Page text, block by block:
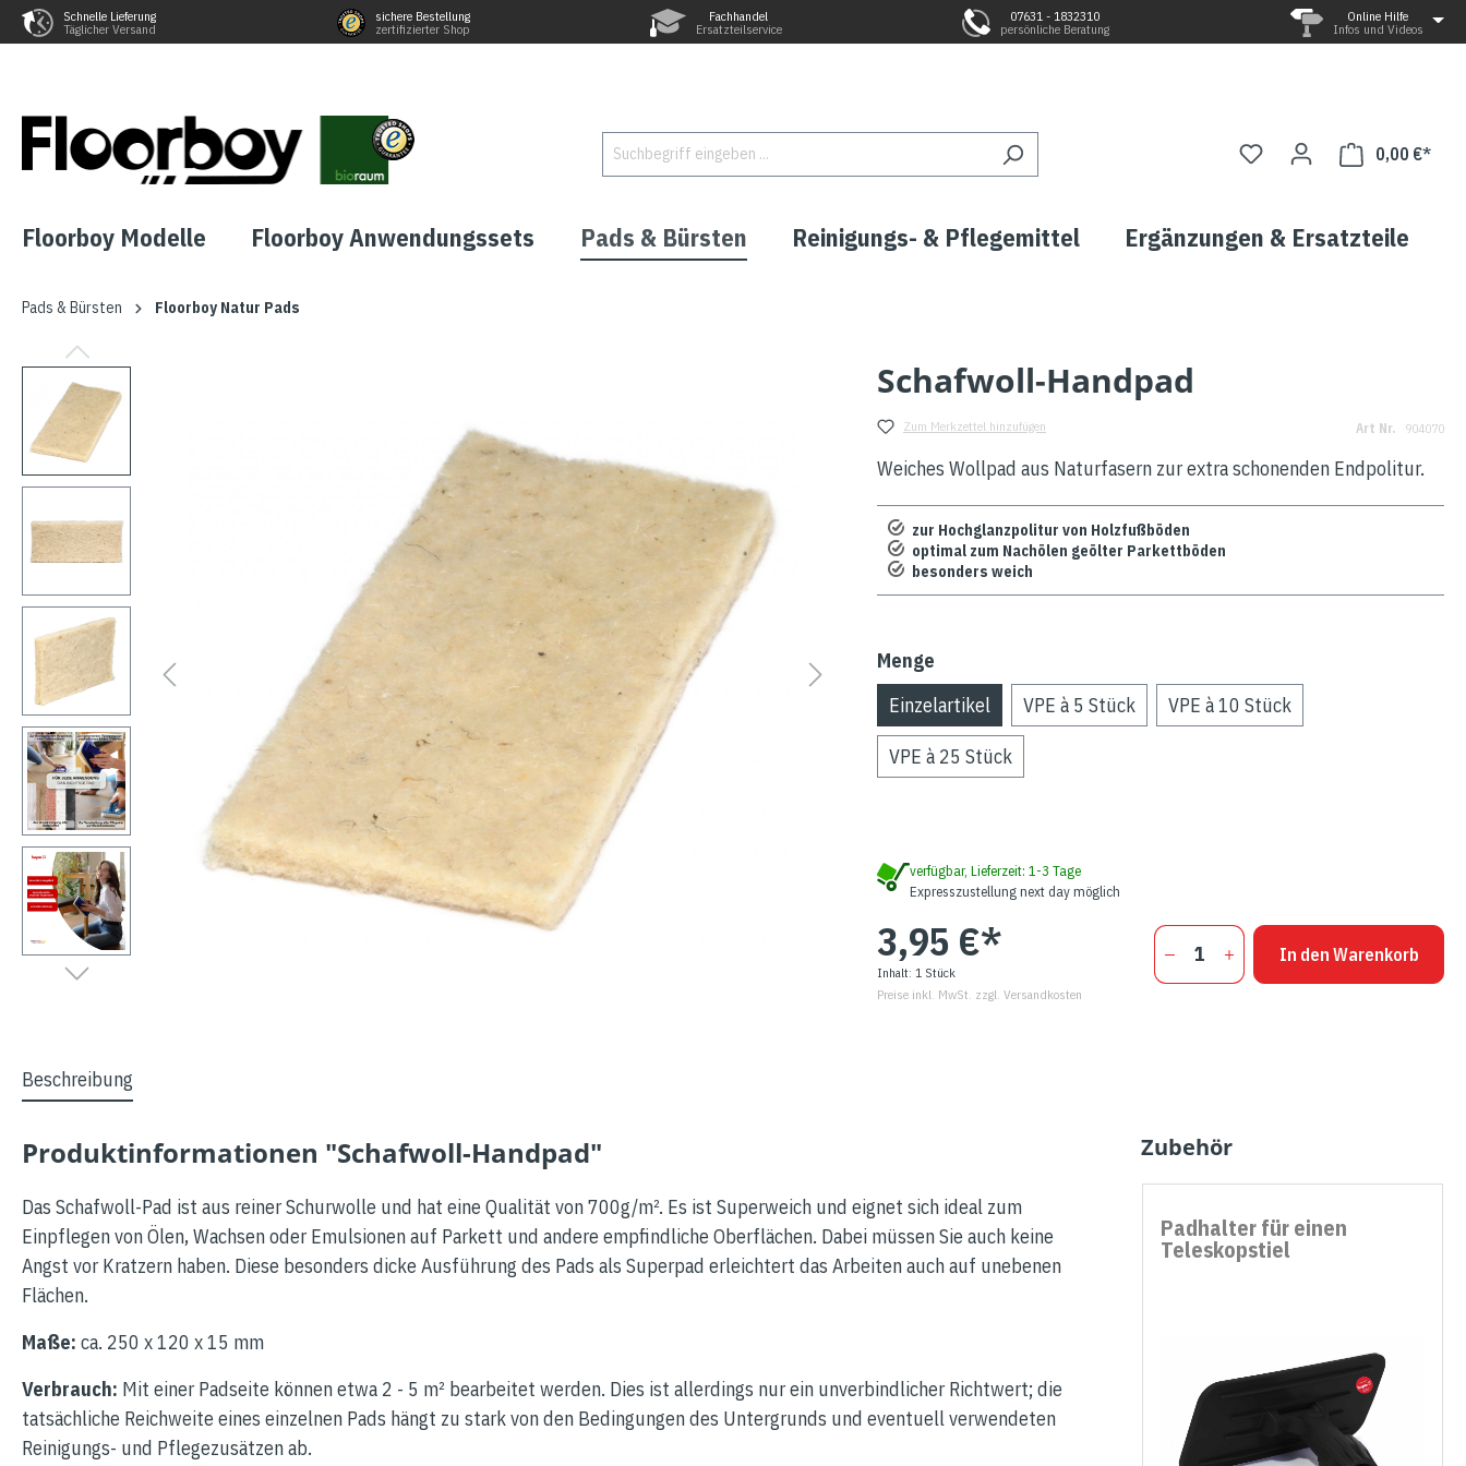
Schnelle Lieferung
Täglicher Versand
sichere Bestellung
zertifizierter Shop
Fachhandel
Ersatzteilservice
07631 - 1832310
persönliche Beratung
Online Hilfe
Infos und Videos
0,00 €*
Floorboy Modelle Floorboy Anwendungssets Pads & Bürsten Reinigungs- & Pflegemittel Ergänzungen & Ersatzteile
Pads & Bürsten Floorboy Natur Pads
Schafwoll-Handpad
Zum Merkzettel hinzufügen Art Nr. 904070
Weiches Wollpad aus Naturfasern zur extra schonenden Endpolitur.
zur Hochglanzpolitur von Holzfußböden
optimal zum Nachölen geölter Parkettböden
besonders weich
Menge
Einzelartikel
VPE à 5 Stück VPE à 10 Stück
VPE à 25 Stück
verfügbar, Lieferzeit: 1-3 Tage
Expresszustellung next day möglich
3,95 €*
Inhalt: 1 Stück
Preise inkl. MwSt. zzgl. Versandkosten
In den Warenkorb
Beschreibung
Produktinformationen "Schafwoll-Handpad"
Das Schafwoll-Pad ist aus reiner Schurwolle und hat eine Qualität von 700g/m². Es ist Superweich und eignet sich ideal zum
Einpflegen von Ölen, Wachsen oder Emulsionen auf Parkett und andere empfindliche Oberflächen. Dabei müssen Sie auch keine
Angst vor Kratzern haben. Diese besonders dicke Ausführung des Pads als Superpad erleichtert das Arbeiten auch auf unebenen
Flächen.
Maße: ca. 250 x 120 x 15 mm
Verbrauch: Mit einer Padseite können etwa 2 - 5 m² bearbeitet werden. Dies ist allerdings nur ein unverbindlicher Richtwert; die
tatsächliche Reichweite eines einzelnen Pads hängt zu stark von den Bedingungen des Untergrunds und eventuell verwendeten
Reinigungs- und Pflegezusätzen ab.
Zubehör
Padhalter für einen
Teleskopstiel